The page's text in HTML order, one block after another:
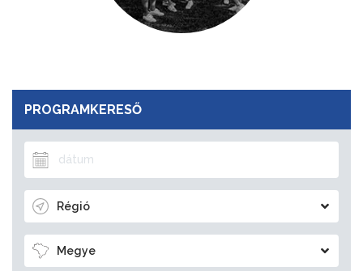
PROGRAMKERESŐ
Régió
Megye